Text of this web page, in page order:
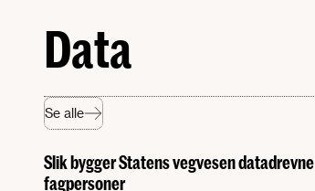
Data
Se alle
Slik bygger Statens vegvesen datadrevne
fagpersoner